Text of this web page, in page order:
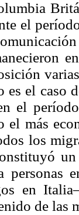
el
es el caso
el
el más
los
un
personas
en
de las